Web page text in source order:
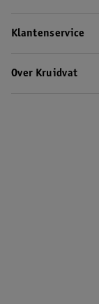
Klantenservice
Over Kruidvat